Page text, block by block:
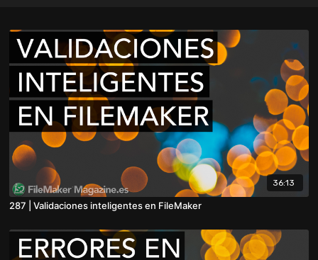
36:13
287 | Validaciones inteligentes en FileMaker